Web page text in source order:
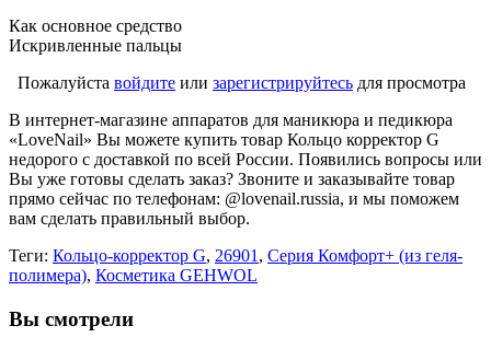
Как основное средство
Искривленные пальцы
Пожалуйста войдите или зарегистрируйтесь для просмотра
В интернет-магазине аппаратов для маникюра и педикюра
«LoveNail» Вы можете купить товар Кольцо корректор G
недорого с доставкой по всей России. Появились вопросы или
Вы уже готовы сделать заказ? Звоните и заказывайте товар
прямо сейчас по телефонам: @lovenail.russia, и мы поможем
вам сделать правильный выбор.
Теги: Кольцо-корректор G, 26901 , Серия Комфорт+ (из геля-
полимера), Косметика GEHWOL
Вы смотрели